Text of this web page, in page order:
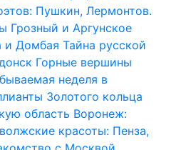
Пушкин, Лермонтов.
Грозный и Аргунское
и Домбая Тайна русской
Горные вершины
неделя в
Золотого кольца
область Воронеж:
красоты: Пенза,